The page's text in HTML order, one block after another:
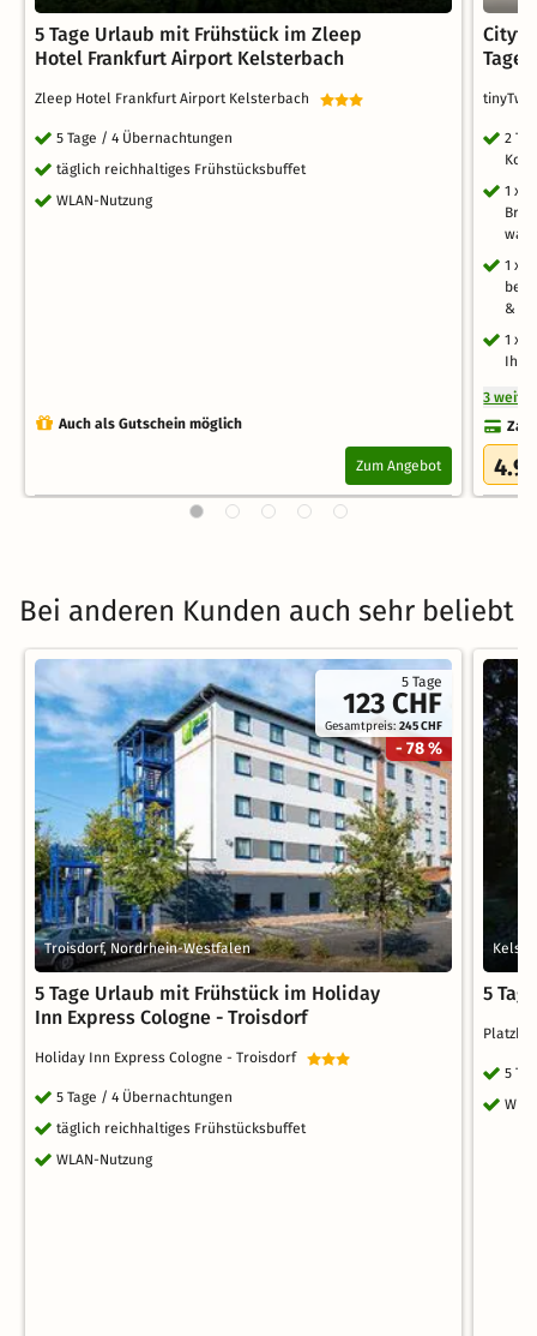
5 Tage Urlaub mit Frühstück im Zleep
Hotel Frankfurt Airport Kelsterbach
Zleep Hotel Frankfurt Airport Kelsterbach
5 Tage / 4 Übernachtungen
täglich reichhaltiges Frühstücksbuffet
WLAN-Nutzung
Auch als Gutschein möglich
Zum Angebot
Tage
2
1 x
1 x
bei
&
1 x
3
4.9
Bei anderen Kunden auch sehr beliebt
5 Tage
123 CHF
Gesamtpreis:245 CHF
- 78 %
Troisdorf, Nordrhein-Westfalen
5 Tage Urlaub mit Frühstück im Holiday
Inn Express Cologne - Troisdorf
Holiday Inn Express Cologne - Troisdorf
5 Tage / 4 Übernachtungen
täglich reichhaltiges Frühstücksbuffet
WLAN-Nutzung
5
5